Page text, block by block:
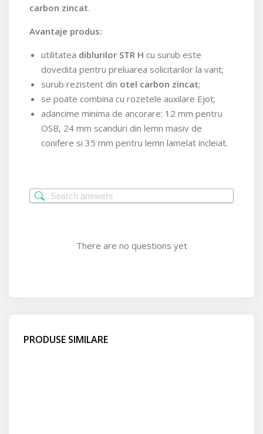
carbon zincat.
Avantaje produs:
utilitatea diblurilor STR H cu surub este
dovedita pentru preluarea solicitarilor la vant;
surub rezistent din otel carbon zincat;
se poate combina cu rozetele auxilare Ejot;
adancime minima de ancorare: 12 mm pentru
OSB, 24 mm scanduri din lemn masiv de
conifere si 35 mm pentru lemn lamelat incleiat.
There are no questions yet
PRODUSE SIMILARE